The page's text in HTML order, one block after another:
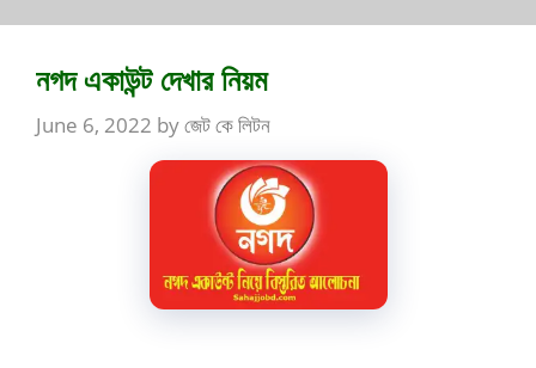
নগদ একাউন্ট দেখার নিয়ম
June 6, 2022 byজেট কে লিটন